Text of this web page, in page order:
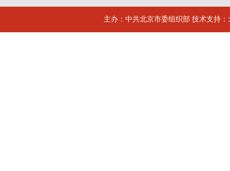
主办：中共北京市委组织部 技术支持